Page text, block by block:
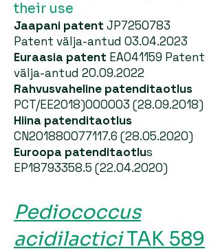
their use
Jaapani patent JP7250783
Patent välja-antud 03.04.2023
Euraasia patent EA041159 Patent
välja-antud 20.09.2022
Rahvusvaheline patenditaotlus
PCT/EE2018)000003 (28.09.2018)
Hiina patenditaotlus
CN201880077117.6 (28.05.2020)
Euroopa patenditaotlus
EP18793358.5 (22.04.2020)
Pediococcus
acidilacticiTAK 589